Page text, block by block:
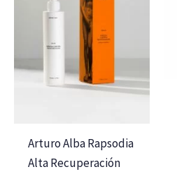
Arturo Alba Rapsodia
Alta Recuperación